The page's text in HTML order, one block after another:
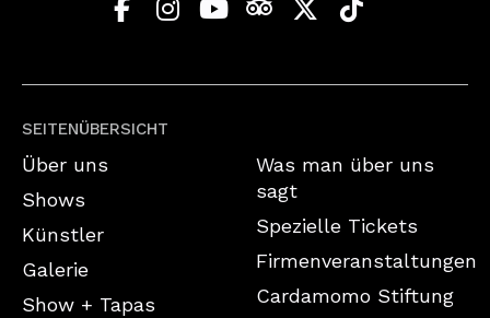
SEITENÜBERSICHT
Über uns
Shows
Künstler
Galerie
Show + Tapas
Was man über uns
sagt
Spezielle Tickets
Firmenveranstaltungen
Cardamomo Stiftung